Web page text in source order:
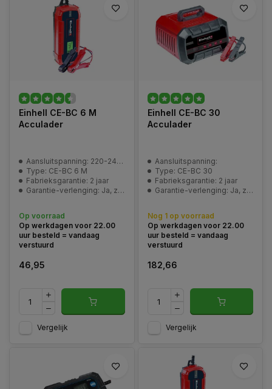
Einhell CE-BC 6 M
Acculader
Aansluitspanning: 220-240 V | 50 Hz
Type: CE-BC 6 M
Fabrieksgarantie: 2 jaar
Garantie-verlenging: Ja, zie pagina | Service en garantie
Op voorraad
Op werkdagen voor 22.00
uur besteld = vandaag
verstuurd
46,95
Vergelijk
Einhell CE-BC 30
Acculader
Aansluitspanning:
Type: CE-BC 30
Fabrieksgarantie: 2 jaar
Garantie-verlenging: Ja, zie pagina | Service en garantie
Nog 1 op voorraad
Op werkdagen voor 22.00
uur besteld = vandaag
verstuurd
182,66
Vergelijk